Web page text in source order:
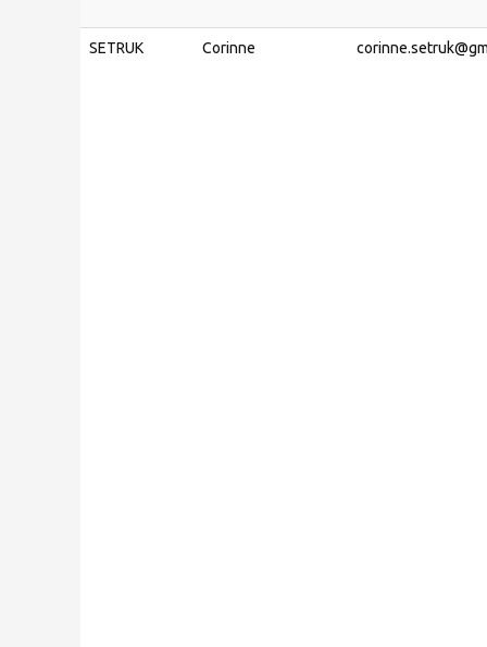
SETRUK Corinne